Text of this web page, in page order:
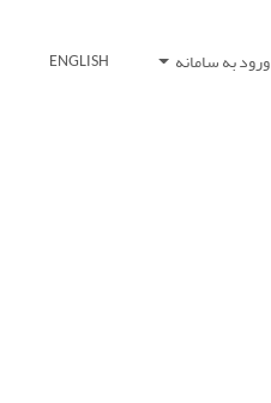
ورود به سامانه ENGLISH